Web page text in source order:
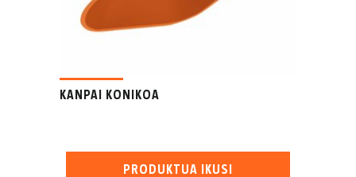
KANPAI KONIKOA
PRODUKTUA IKUSI